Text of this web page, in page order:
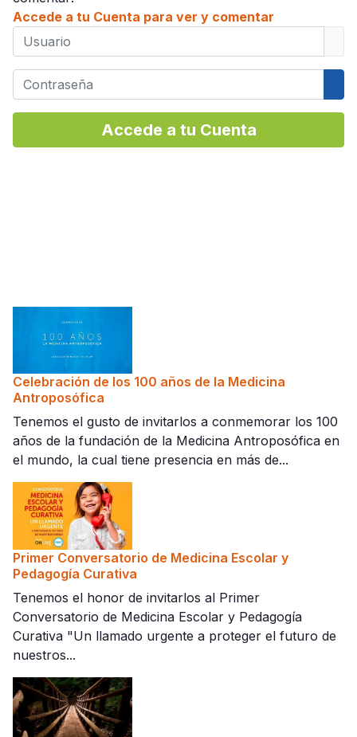
Accede a tu Cuenta para ver y comentar
Usuario
Contraseña
Accede a tu Cuenta
Celebración de los 100 años de la Medicina
Antroposófica
Tenemos el gusto de invitarlos a conmemorar los 100
años de la fundación de la Medicina Antroposófica en
el mundo, la cual tiene presencia en más de...
Primer Conversatorio de Medicina Escolar y
Pedagogía Curativa
Tenemos el honor de invitarlos al Primer
Conversatorio de Medicina Escolar y Pedagogía
Curativa "Un llamado urgente a proteger el futuro de
nuestros...